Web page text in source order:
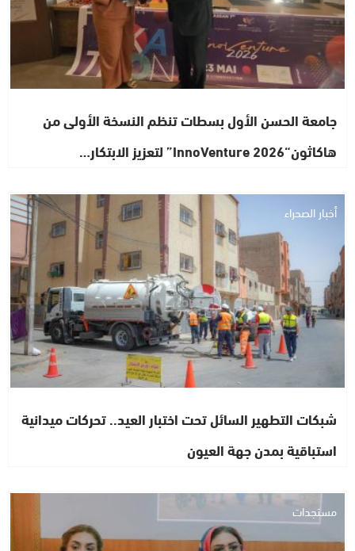
جامعة الحسن الأول بسطات تنظم النسخة الأولى من
هاكاثون“InnoVenture 2026” لتعزيز الابتكار…
أخبار الصحراء
شبكات التطهير السائل تحت اختبار العيد.. تحركات ميدانية
استباقية بمدن جهة العيون
مستجدات